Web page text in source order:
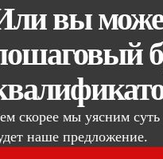
вы
скорее мы уясним
наше предложение.